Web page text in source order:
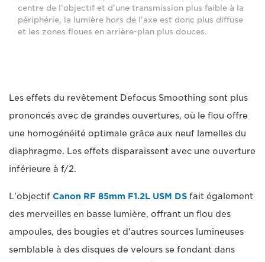
centre de l'objectif et d'une transmission plus faible à la
périphérie, la lumière hors de l'axe est donc plus diffuse
et les zones floues en arrière-plan plus douces.
Les effets du revêtement Defocus Smoothing sont plus
prononcés avec de grandes ouvertures, où le flou offre
une homogénéité optimale grâce aux neuf lamelles du
diaphragme. Les effets disparaissent avec une ouverture
inférieure à f/2.
L'objectif Canon RF 85mm F1.2L USM DS fait également
des merveilles en basse lumière, offrant un flou des
ampoules, des bougies et d'autres sources lumineuses
semblable à des disques de velours se fondant dans